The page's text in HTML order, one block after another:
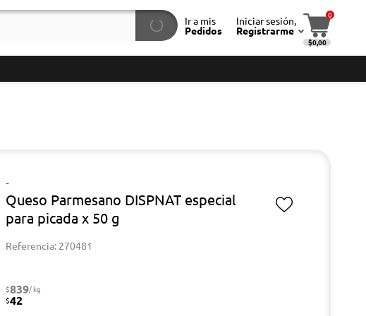
Ir a mis
Pedidos
Iniciar sesión,
Registrarme
0
$0,00
-
Queso Parmesano DISPNAT especial
para picada x 50 g
Referencia: 270481
$839/ kg
$42